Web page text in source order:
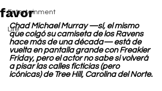
Entertainment
Life
favor
Chad Michael Murray —sí, el mismo
que colgó su camiseta de los Ravens
hace más de una década— está de
vuelta en pantalla grande con Freakier
Friday, pero el actor no sabe si volverá
a pisar las calles ficticias (pero
icónicas) de Tree Hill, Carolina del Norte.